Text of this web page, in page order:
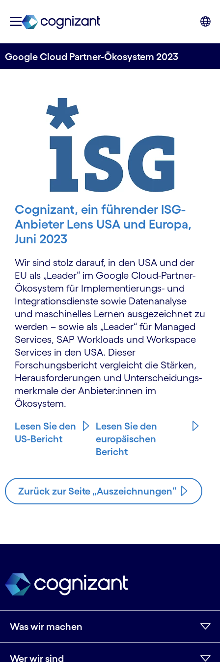
Google Cloud Partner-Ökosystem 2023
Cognizant, ein führender ISG-
Anbieter Lens USA und Europa,
Juni 2023
Wir sind stolz darauf, in den USA und der
EU als „Leader“ im Google Cloud-Partner-
Ökosystem für Implementierungs- und
Integrations­dienste sowie Datenanalyse
und maschinelles Lernen ausgezeichnet zu
werden – sowie als „Leader“ für Managed
Services, SAP Workloads und Workspace
Services in den USA. Dieser
Forschungsbericht vergleicht die Stärken,
Herausforderungen und Unterscheidungs­
merkmale der Anbieter:innen im
Ökosystem.
Lesen Sie den
US-Bericht
Lesen Sie den
europäischen
Bericht
Zurück zur Seite „Auszeichnungen“
Was wir machen
Wer wir sind